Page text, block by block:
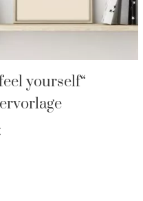
yourself“